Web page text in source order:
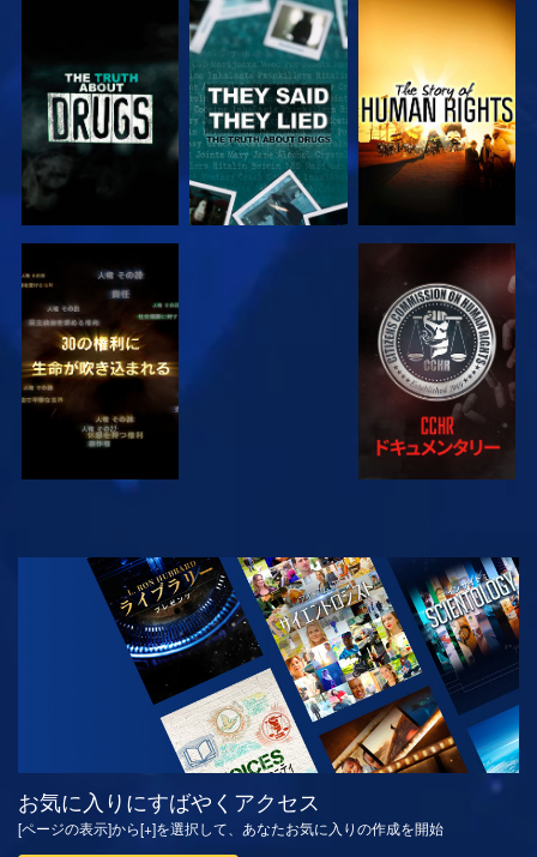
観る 観る
観る
観る シリーズを探求
お気に入りにすばやくアクセス
[ページの表示]から[+]を選択して、あなたお気に入りの作成を開始